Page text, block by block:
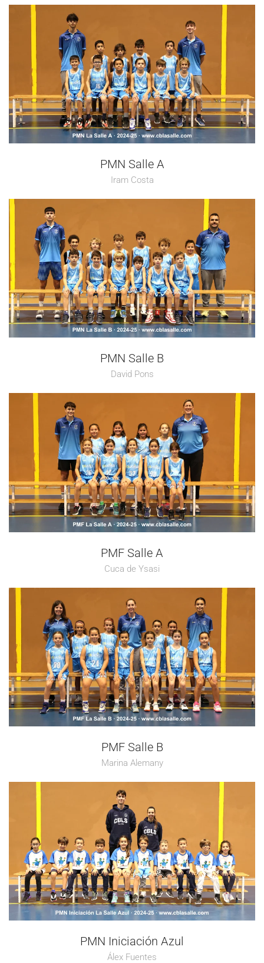
PMN Salle A
Iram Costa
PMN Salle B
David Pons
PMF Salle A
Cuca de Ysasi
PMF Salle B
Marina Alemany
PMN Iniciación Azul
Álex Fuentes